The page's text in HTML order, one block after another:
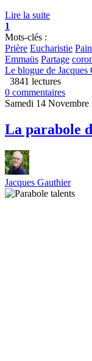
Lire la suite
1
Mots-clés :
Prière Eucharistie Pain
Emmaüs Partage
Le blogue de Jacques
3841 lectures
0 commentaires
Samedi 14 Novembre
La parabole
Jacques Gauthier